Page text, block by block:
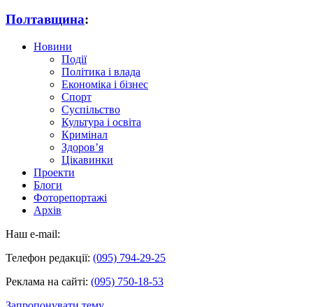
Полтавщина:
Новини
Події
Політика і влада
Економіка і бізнес
Спорт
Суспільство
Культура і освіта
Кримінал
Здоров’я
Цікавинки
Проекти
Блоги
Фоторепортажі
Архів
Наш e-mail:
Телефон редакції: (095) 794-29-25
Реклама на сайті: (095) 750-18-53